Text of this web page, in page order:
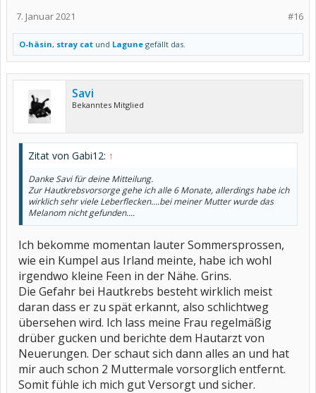
#16
7. Januar 2021
O-häsin, stray cat und Lagune gefällt das.
Savi
Bekanntes Mitglied
Zitat von Gabi12: ↑
Danke Savi für deine Mitteilung.
Zur Hautkrebsvorsorge gehe ich alle 6 Monate, allerdings habe ich
wirklich sehr viele Leberflecken....bei meiner Mutter wurde das
Melanom nicht gefunden....
Ich bekomme momentan lauter Sommersprossen,
wie ein Kumpel aus Irland meinte, habe ich wohl
irgendwo kleine Feen in der Nähe. Grins.
Die Gefahr bei Hautkrebs besteht wirklich meist
daran dass er zu spät erkannt, also schlichtweg
übersehen wird. Ich lass meine Frau regelmäßig
drüber gucken und berichte dem Hautarzt von
Neuerungen. Der schaut sich dann alles an und hat
mir auch schon 2 Muttermale vorsorglich entfernt.
Somit fühle ich mich gut Versorgt und sicher.